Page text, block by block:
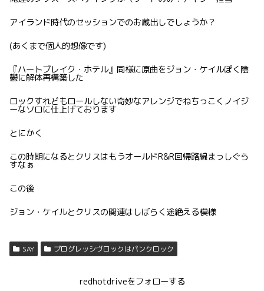
アイランド時代のセッションでのお蔵出しでしょうか？
(あくまで個人的想像です)
『ハートブレイク・ホテル』同様に原曲をジョン・ケイルぽく陰
鬱に解体再構築した
ロックすれどもロールしない奇妙なアレンジでねちっこくノイジ
ーなソロに仕上げております
とにかく
この時期になるとクリスはもうオールドR&R回帰路線まっしぐら
すなぁ
この後
ジョン・ケイルとクリスの関連はしばらく途絶える模様
SAY プログレッシヴロックはパンクロック
redhotdriveをフォローする